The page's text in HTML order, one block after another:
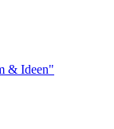
& Ideen"